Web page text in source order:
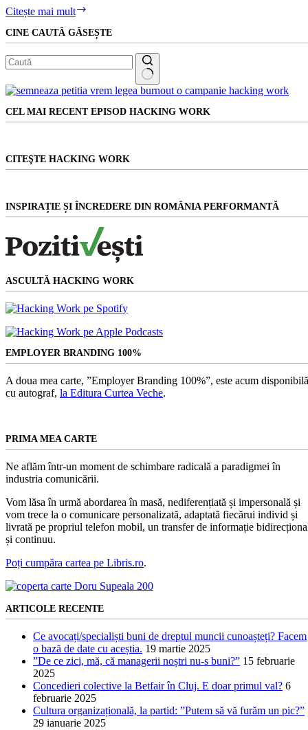
Citește mai mult
v-
au
dat
citatul
din
Eminescu
CINE CAUTĂ GĂSEȘTE
Niciun
CEL MAI RECENT EPISOD HACKING WORK
CITEŞTE HACKING WORK
INSPIRAȚIE ȘI ÎNCREDERE DIN ROMÂNIA PERFORMANTĂ
ASCULTĂ HACKING WORK
EMPLOYER BRANDING 100%
A doua mea carte, ”Employer Branding 100%”, este acum
cu autograf, la Editura Curtea Veche.
PRIMA MEA CARTE
Ne aflăm într-un moment de schimbare radicală a paradigmei în
industria comunicării.
Vom lăsa în urmă abordarea în masă, nediferențiată și impersonală și
vom trece la o comunicare personalizată, adaptată fiecărui individ și
livrată pe propriul telefon mobil, un transfer de informație
și continuu.
Poți cumpăra cartea pe Libris.ro.
ARTICOLE RECENTE
Ce avocați/specialiști buni de dreptul muncii cunoașteți? Facem
o bază de date cu aceștia. 19 martie 2025
”De ce zici, mă, că managerii noștri nu-s buni?” 15 februarie
2025
Concedieri colective la Betfair în Cluj. E doar primul val? 6
februarie 2025
Cultura organizațională, la partid: ”Putem să vă furăm un pic?”
29 ianuarie 2025